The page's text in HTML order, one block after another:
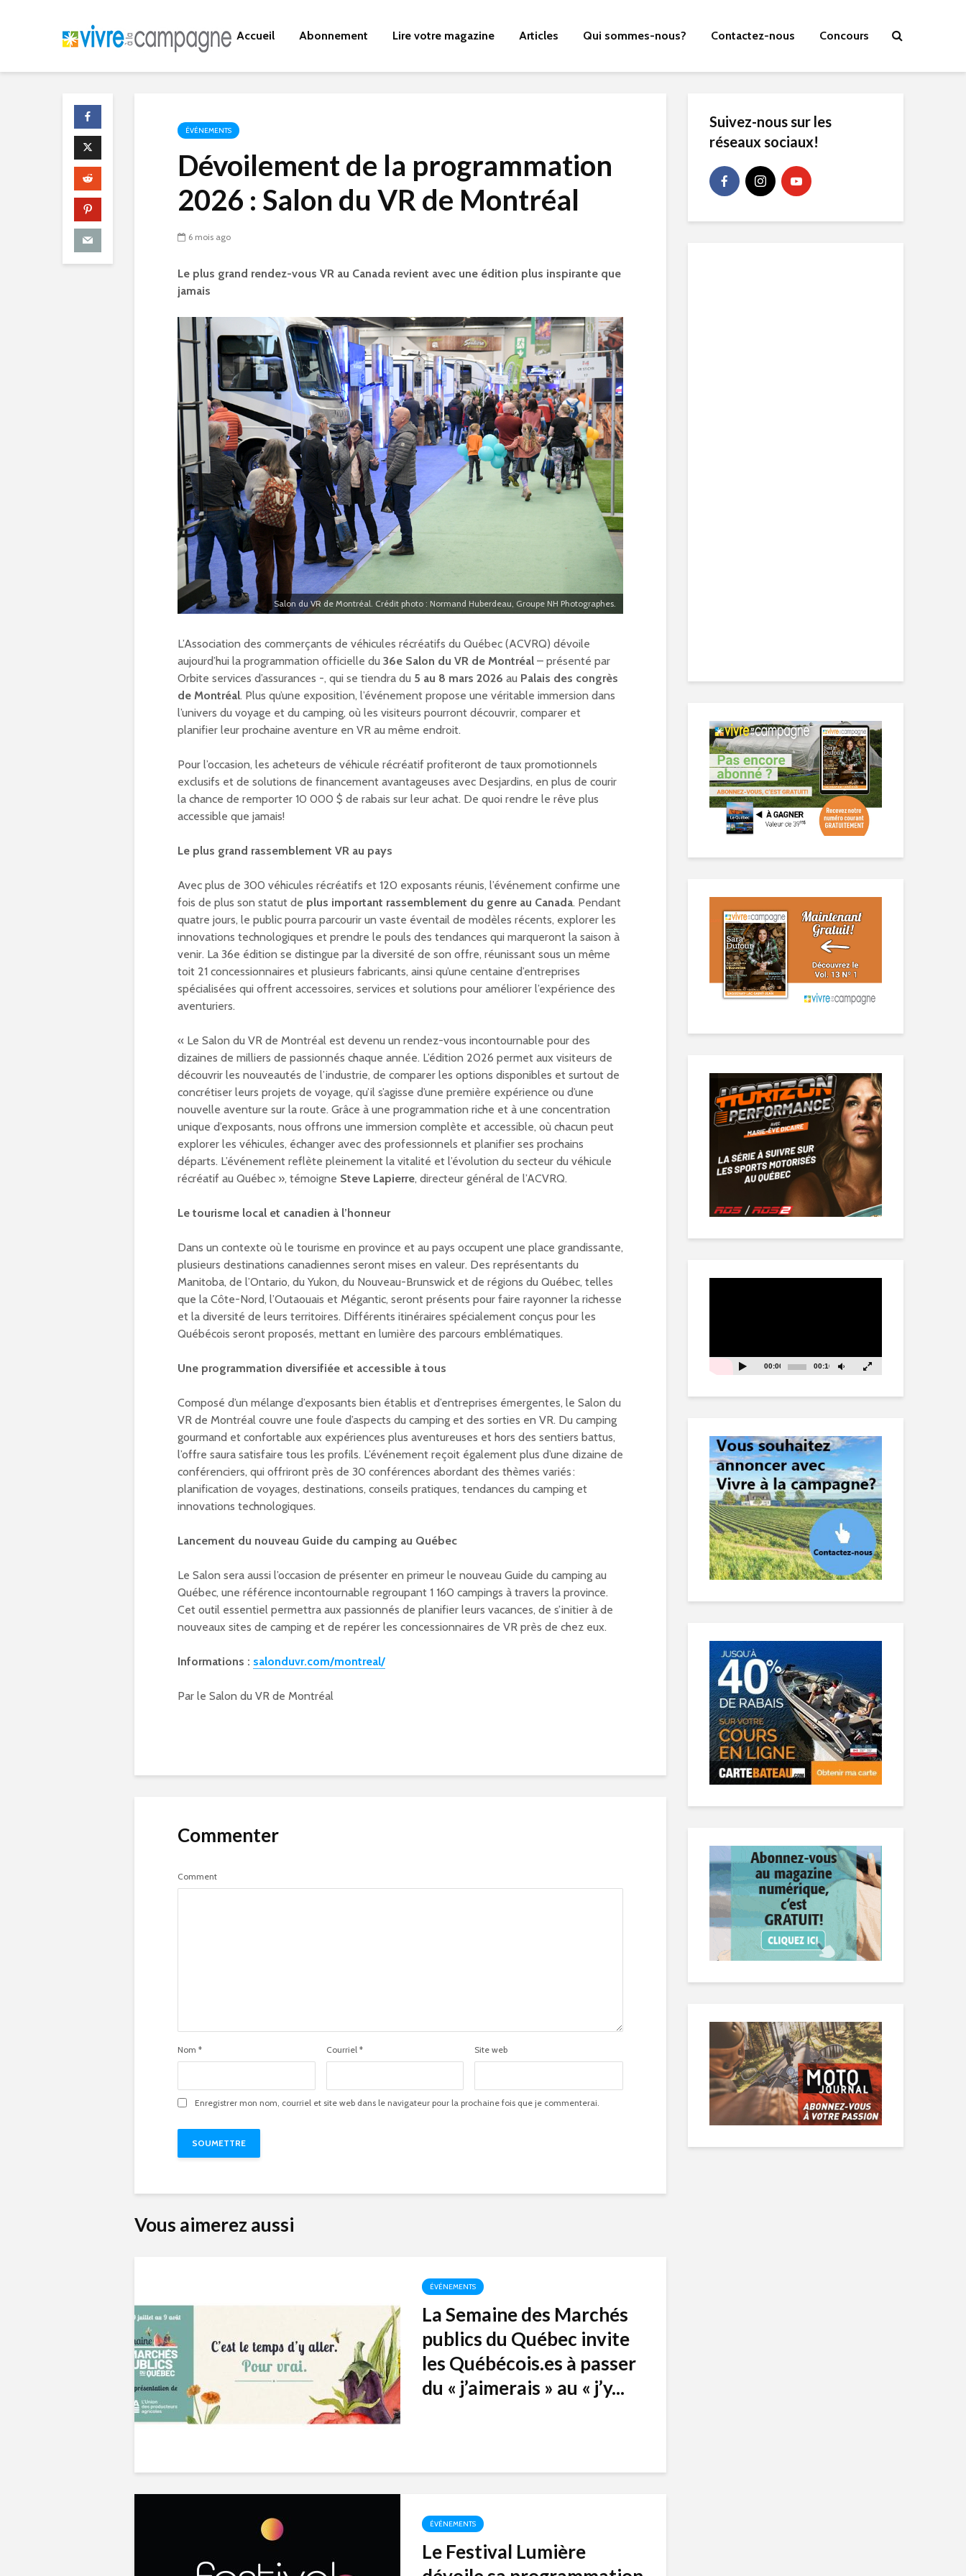
Accueil Abonnement Lire votre magazine Articles Qui sommes-nous? Contactez-nous Concours
ÉVÉNEMENTS
Dévoilement de la programmation
2026 : Salon du VR de Montréal
6 mois ago
Le plus grand rendez-vous VR au Canada revient avec une édition plus inspirante que
jamais
Salon du VR de Montréal. Crédit photo : Normand Huberdeau, Groupe NH Photographes.
L’Association des commerçants de véhicules récréatifs du Québec (ACVRQ) dévoile
aujourd’hui la programmation officielle du 36e Salon du VR de Montréal – présenté par
Orbite services d’assurances -, qui se tiendra du 5 au 8 mars 2026 au Palais des congrès
de Montréal. Plus qu’une exposition, l’événement propose une véritable immersion dans
l’univers du voyage et du camping, où les visiteurs pourront découvrir, comparer et
planifier leur prochaine aventure en VR au même endroit.
Pour l’occasion, les acheteurs de véhicule récréatif profiteront de taux promotionnels
exclusifs et de solutions de financement avantageuses avec Desjardins, en plus de courir
la chance de remporter 10 000 $ de rabais sur leur achat. De quoi rendre le rêve plus
accessible que jamais!
Le plus grand rassemblement VR au pays
Avec plus de 300 véhicules récréatifs et 120 exposants réunis, l’événement confirme une
fois de plus son statut de plus important rassemblement du genre au Canada. Pendant
quatre jours, le public pourra parcourir un vaste éventail de modèles récents, explorer les
innovations technologiques et prendre le pouls des tendances qui marqueront la saison à
venir. La 36e édition se distingue par la diversité de son offre, réunissant sous un même
toit 21 concessionnaires et plusieurs fabricants, ainsi qu’une centaine d’entreprises
spécialisées qui offrent accessoires, services et solutions pour améliorer l’expérience des
aventuriers.
« Le Salon du VR de Montréal est devenu un rendez-vous incontournable pour des
dizaines de milliers de passionnés chaque année. L’édition 2026 permet aux visiteurs de
découvrir les nouveautés de l’industrie, de comparer les options disponibles et surtout de
concrétiser leurs projets de voyage, qu’il s’agisse d’une première expérience ou d’une
nouvelle aventure sur la route. Grâce à une programmation riche et à une concentration
unique d’exposants, nous offrons une immersion complète et accessible, où chacun peut
explorer les véhicules, échanger avec des professionnels et planifier ses prochains
départs. L’événement reflète pleinement la vitalité et l’évolution du secteur du véhicule
récréatif au Québec », témoigne Steve Lapierre, directeur général de l’ACVRQ.
Le tourisme local et canadien à l’honneur
Dans un contexte où le tourisme en province et au pays occupent une place grandissante,
plusieurs destinations canadiennes seront mises en valeur. Des représentants du
Manitoba, de l’Ontario, du Yukon, du Nouveau-Brunswick et de régions du Québec, telles
que la Côte-Nord, l’Outaouais et Mégantic, seront présents pour faire rayonner la richesse
et la diversité de leurs territoires. Différents itinéraires spécialement conçus pour les
Québécois seront proposés, mettant en lumière des parcours emblématiques.
Une programmation diversifiée et accessible à tous
Composé d’un mélange d’exposants bien établis et d’entreprises émergentes, le Salon du
VR de Montréal couvre une foule d’aspects du camping et des sorties en VR. Du camping
gourmand et confortable aux expériences plus aventureuses et hors des sentiers battus,
l’offre saura satisfaire tous les profils. L’événement reçoit également plus d’une dizaine de
conférenciers, qui offriront près de 30 conférences abordant des thèmes variés :
planification de voyages, destinations, conseils pratiques, tendances du camping et
innovations technologiques.
Lancement du nouveau Guide du camping au Québec
Le Salon sera aussi l’occasion de présenter en primeur le nouveau Guide du camping au
Québec, une référence incontournable regroupant 1 160 campings à travers la province.
Cet outil essentiel permettra aux passionnés de planifier leurs vacances, de s’initier à de
nouveaux sites de camping et de repérer les concessionnaires de VR près de chez eux.
Informations : salonduvr.com/montreal/
Par le Salon du VR de Montréal
Commenter
Comment
Nom * Courriel * Site web
Enregistrer mon nom, courriel et site web dans le navigateur pour la prochaine fois que je commenterai.
Vous aimerez aussi
ÉVÉNEMENTS
La Semaine des Marchés
publics du Québec invite
les Québécois.es à passer
du « j’aimerais » au « j’y...
ÉVÉNEMENTS
Le Festival Lumière
Suivez-nous sur les
réseaux sociaux!
00:00 00:16